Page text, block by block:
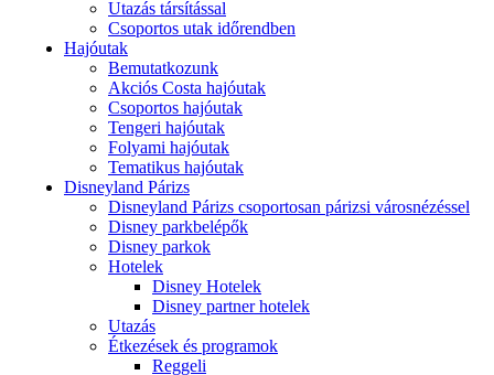
Utazás társítással
Csoportos utak időrendben
Hajóutak
Bemutatkozunk
Akciós Costa hajóutak
Csoportos hajóutak
Tengeri hajóutak
Folyami hajóutak
Tematikus hajóutak
Disneyland Párizs
Disneyland Párizs csoportosan párizsi városnézéssel
Disney parkbelépők
Disney parkok
Hotelek
Disney Hotelek
Disney partner hotelek
Utazás
Étkezések és programok
Reggeli